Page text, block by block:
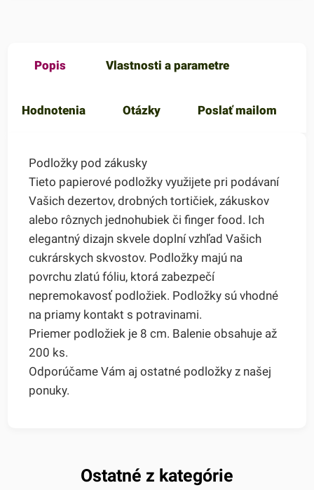
Popis Vlastnosti a parametre
Hodnotenia Otázky Poslať mailom
Podložky pod zákusky
Tieto papierové podložky využijete pri podávaní
Vašich dezertov, drobných tortičiek, zákuskov
alebo rôznych jednohubiek či finger food. Ich
elegantný dizajn skvele doplní vzhľad Vašich
cukrárskych skvostov. Podložky majú na
povrchu zlatú fóliu, ktorá zabezpečí
nepremokavosť podložiek. Podložky sú vhodné
na priamy kontakt s potravinami.
Priemer podložiek je 8 cm. Balenie obsahuje až
200 ks.
Odporúčame Vám aj ostatné podložky z našej
ponuky.
Ostatné z kategórie